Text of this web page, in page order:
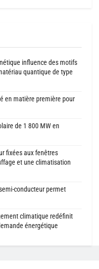
influence des motifs
quantique de type
en matière première pour
de 1 800 MW en
fixées aux fenêtres
et une climatisation
conducteur permet
climatique redéfinit
énergétique